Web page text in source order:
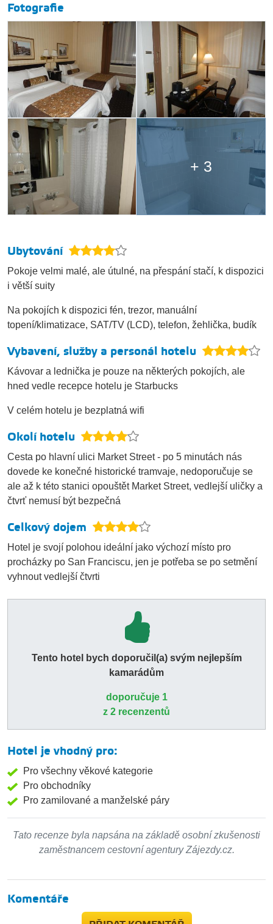
Fotografie
+ 3
Ubytování
Pokoje velmi malé, ale útulné, na přespání stačí, k dispozici
i větší suity
Na pokojích k dispozici fén, trezor, manuální
topení/klimatizace, SAT/TV (LCD), telefon, žehlička, budík
Vybavení, služby a personál hotelu
Kávovar a lednička je pouze na některých pokojích, ale
hned vedle recepce hotelu je Starbucks
V celém hotelu je bezplatná wifi
Okolí hotelu
Cesta po hlavní ulici Market Street - po 5 minutách nás
dovede ke konečné historické tramvaje, nedoporučuje se
ale až k této stanici opouštět Market Street, vedlejší uličky a
čtvrť nemusí být bezpečná
Celkový dojem
Hotel je svojí polohou ideální jako výchozí místo pro
procházky po San Franciscu, jen je potřeba se po setmění
vyhnout vedlejší čtvrti
Tento hotel bych doporučil(a) svým nejlepším
kamarádům
doporučuje 1
z 2 recenzentů
Hotel je vhodný pro:
Pro všechny věkové kategorie
Pro obchodníky
Pro zamilované a manželské páry
Tato recenze byla napsána na základě osobní zkušenosti
zaměstnancem cestovní agentury Zájezdy.cz.
Komentáře